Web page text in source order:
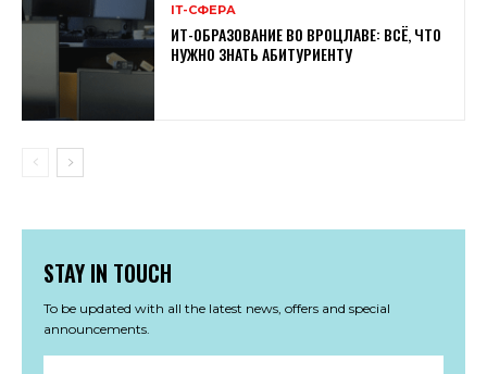
ІТ-СФЕРА
ИТ-ОБРАЗОВАНИЕ ВО ВРОЦЛАВЕ: ВСЁ, ЧТО
НУЖНО ЗНАТЬ АБИТУРИЕНТУ
STAY IN TOUCH
To be updated with all the latest news, offers and special
announcements.